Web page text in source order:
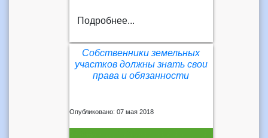
Подробнее...
Собственники земельных
участков должны знать свои
права и обязанности
Опубликовано: 07 мая 2018